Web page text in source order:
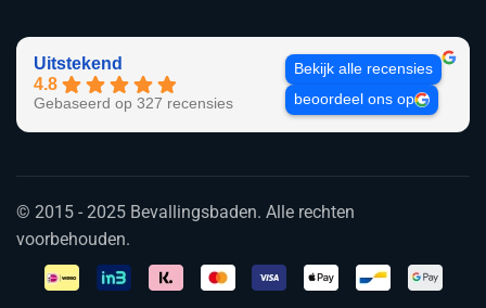
Uitstekend
4.8
Gebaseerd op 327 recensies
Bekijk alle recensies
beoordeel ons op
© 2015 - 2025 Bevallingsbaden. Alle rechten
voorbehouden.